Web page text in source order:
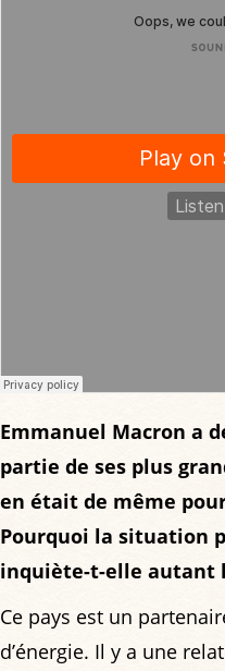
Emmanuel Macron a
partie de ses plus
en était de même
Pourquoi la situation
inquiète-t-elle autant
Ce pays est un
d’énergie. Il y a une